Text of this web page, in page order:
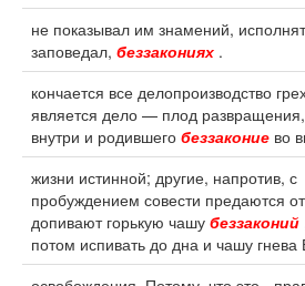
не показывал им знамений,
заповедал, беззакониях .
кончается все делопроизводство
является дело — плод развращения,
внутри и родившего беззаконие во
жизни истинной; другие, напротив, с
пробуждением совести предаются
допивают горькую чашу беззаконий
потом испивать до дна и чашу гнева